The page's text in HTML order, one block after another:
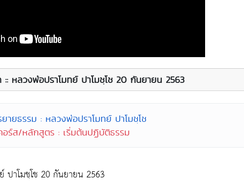
:: หลวงพ่อปราโมทย์ ปาโมชฺโช 20 กันยายน 2563
ายธรรม : หลวงพ่อปราโมทย์ ปาโมชฺโช
อร์ส/หลักสูตร : เริ่มต้นปฏิบัติธรรม
ปาโมชฺโช 20 กันยายน 2563